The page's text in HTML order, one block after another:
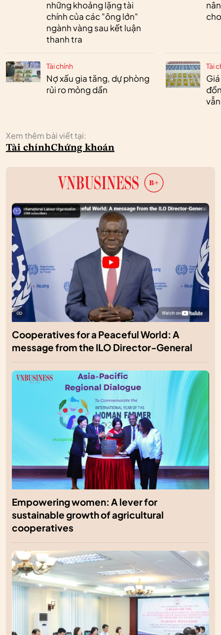
những khoảng lặng tài
chính của các "ông lớn"
ngành vàng sau kết luận
thanh tra
Tài chính
Nợ xấu gia tăng, dự phòng
rủi ro mỏng dần
Tài
Xem thêm bài viết tại:
Tài chínhChứng khoán
Cooperatives for a Peaceful World: A
message from the ILO Director-General
Empowering women: A lever for
sustainable growth of agricultural
cooperatives